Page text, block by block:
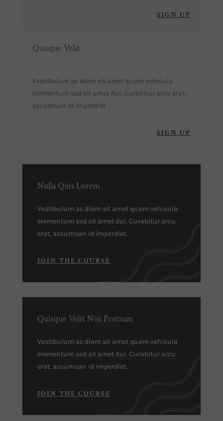
SIGN UP
Quisque Velit
Vestibulum ac diam sit amet quam vehicula
elementum sed sit amet dui. Curabitur arcu erat,
accumsan id imperdiet.
SIGN UP
Nulla Quis Lorem
Vestibulum ac diam sit amet quam vehicula
elementum sed sit amet dui. Curabitur arcu
erat, accumsan id imperdiet.
JOIN THE COURSE
Quisque Velit Nisi Pretium
Vestibulum ac diam sit amet quam vehicula
elementum sed sit amet dui. Curabitur arcu
erat, accumsan id imperdiet.
JOIN THE COURSE